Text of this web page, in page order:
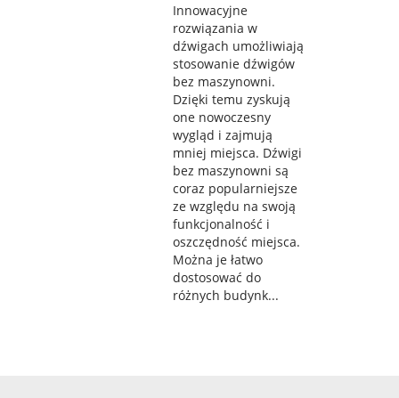
Innowacyjne
rozwiązania w
dźwigach umożliwiają
stosowanie dźwigów
bez maszynowni.
Dzięki temu zyskują
one nowoczesny
wygląd i zajmują
mniej miejsca. Dźwigi
bez maszynowni są
coraz popularniejsze
ze względu na swoją
funkcjonalność i
oszczędność miejsca.
Można je łatwo
dostosować do
różnych budynk...